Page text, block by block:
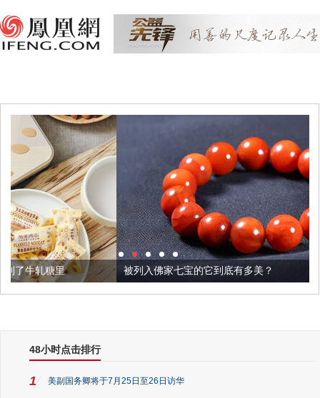
被列入佛家七宝的它到底有多美？
48小时点击排行
1 美副国务卿将于7月25日至26日访华